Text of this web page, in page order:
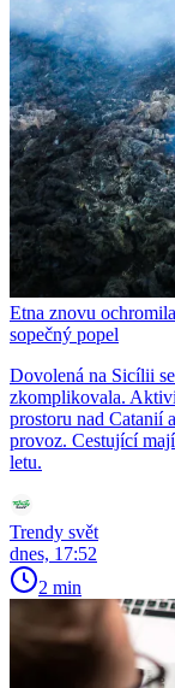
Etna znovu
sopečný popel
Dovolená na Sicílii
zkomplikovala.
prostoru nad Catanií
provoz. Cestující
letu.
Trendy svět
dnes, 17:52
2 min